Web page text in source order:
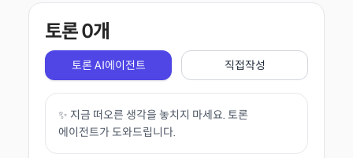
토론0개
토론 AI에이전트 직접작성
✨ 지금 떠오른 생각을 놓치지 마세요. 토론
에이전트가 도와드립니다.